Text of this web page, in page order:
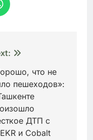
что не
пешеходов»:
ДТП с
и Cobalt